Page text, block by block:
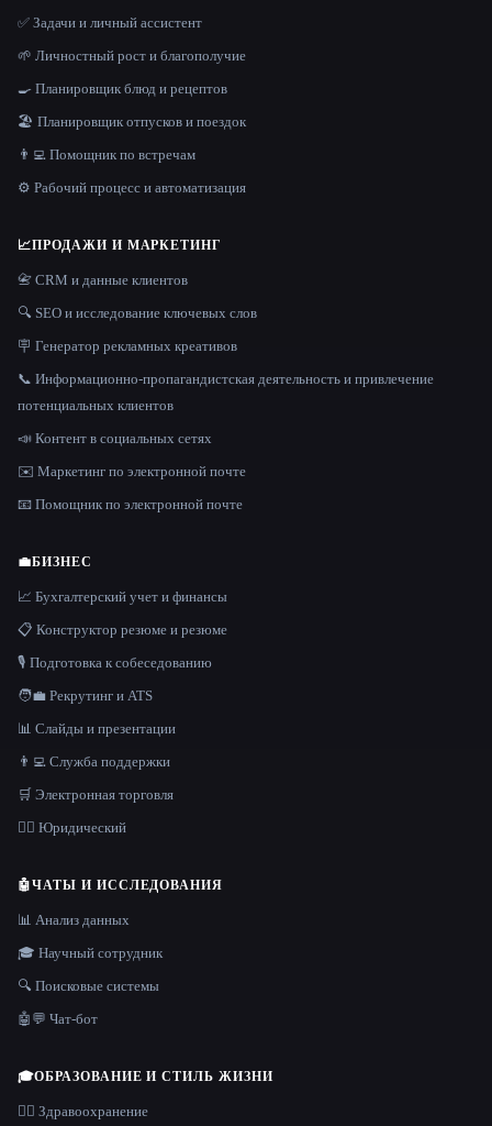
✅ Задачи и личный ассистент
🌱 Личностный рост и благополучие
🍳 Планировщик блюд и рецептов
🏖 Планировщик отпусков и поездок
👨‍💻 Помощник по встречам
⚙️ Рабочий процесс и автоматизация
📈ПРОДАЖИ И МАРКЕТИНГ
📇 CRM и данные клиентов
🔍 SEO и исследование ключевых слов
🪧 Генератор рекламных креативов
📞 Информационно-пропагандистская деятельность и привлечение
потенциальных клиентов
📣 Контент в социальных сетях
✉️ Маркетинг по электронной почте
📧 Помощник по электронной почте
💼БИЗНЕС
📈 Бухгалтерский учет и финансы
📋 Конструктор резюме и резюме
🎙️ Подготовка к собеседованию
🧑‍💼 Рекрутинг и ATS
📊 Слайды и презентации
👨‍💻 Служба поддержки
🛒 Электронная торговля
👩‍⚖️ Юридический
🤖ЧАТЫ И ИССЛЕДОВАНИЯ
📊 Анализ данных
🎓 Научный сотрудник
🔍 Поисковые системы
🤖💬 Чат-бот
🎓ОБРАЗОВАНИЕ И СТИЛЬ ЖИЗНИ
👩‍⚕️ Здравоохранение